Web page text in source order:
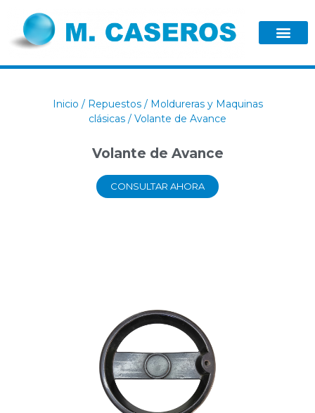
Inicio / Repuestos/ Moldureras y Maquinas
clásicas / Volante de Avance
Volante de Avance
CONSULTAR AHORA